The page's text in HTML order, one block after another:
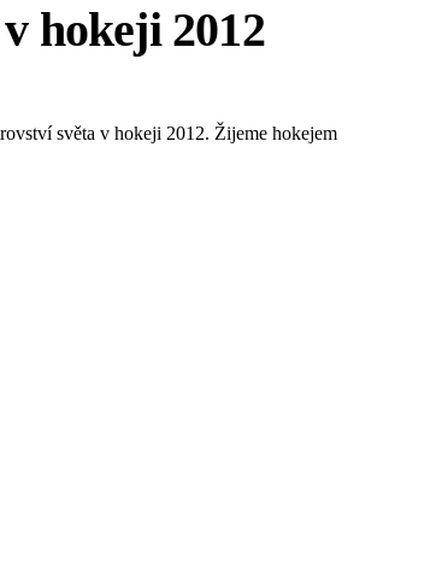
hokeji 2012
světa v hokeji 2012. Žijeme hokejem